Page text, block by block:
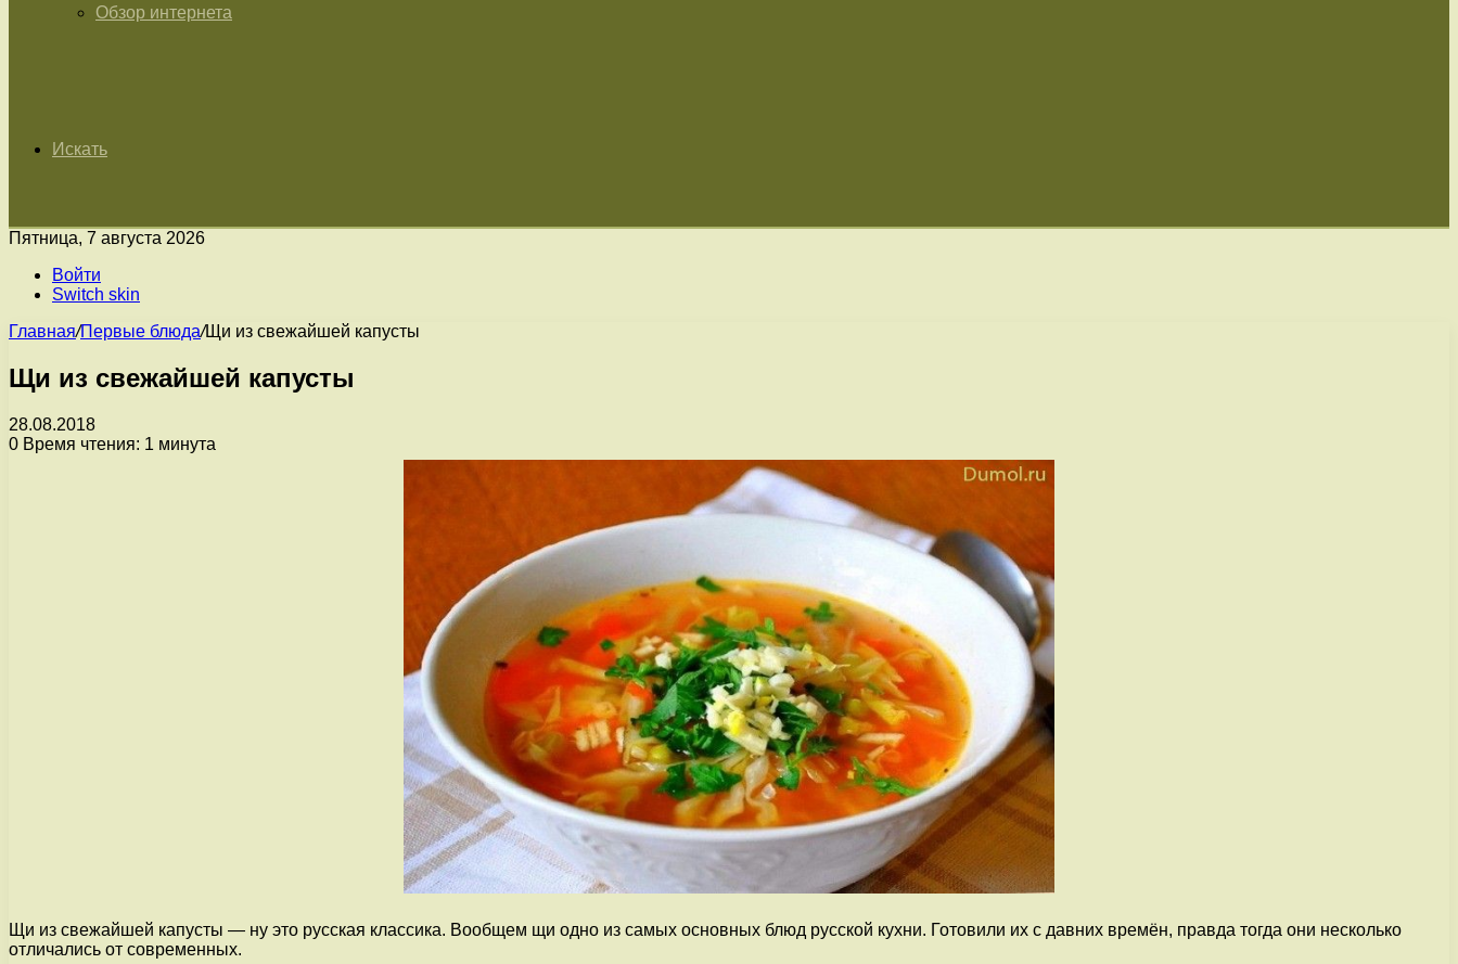
Обзор интернета
Искать
Пятница, 7 августа 2026
Войти
Switch skin
Главная/Первые блюда/Щи из свежайшей капусты
Щи из свежайшей капусты
28.08.2018
0 Время чтения: 1 минута
Щи из свежайшей капусты — ну это русская классика. Вообщем щи одно из самых основных блюд русской кухни. Готовили их с давних времён, правда тогда они несколько
отличались от современных.